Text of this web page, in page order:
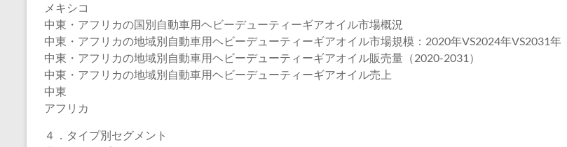
メキシコ
中東・アフリカの国別自動車用ヘビーデューティーギアオイル市場概況
中東・アフリカの地域別自動車用ヘビーデューティーギアオイル市場規模：2020年VS2024年VS2031年
中東・アフリカの地域別自動車用ヘビーデューティーギアオイル販売量（2020-2031）
中東・アフリカの地域別自動車用ヘビーデューティーギアオイル売上
中東
アフリカ
４．タイプ別セグメント